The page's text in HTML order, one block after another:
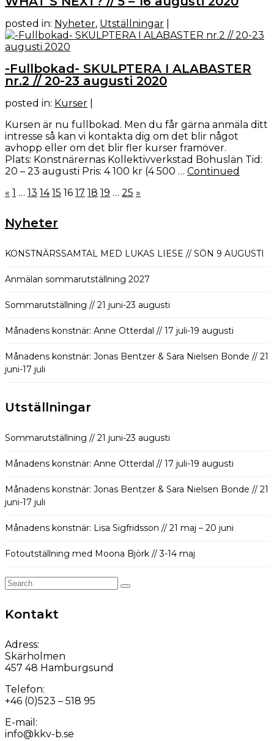
posted in: Nyheter, Utställningar
-Fullbokad- SKULPTERA I ALABASTER
nr.2 // 20-23 augusti 2020
posted in: Kurser
Kursen är nu fullbokad. Men du får gärna anmäla ditt
intresse så kan vi kontakta dig om det blir något
avhopp eller om det blir fler kurser framöver.
Plats: Konstnärernas Kollektivverkstad Bohuslän Tid:
20 – 23 augusti Pris: 4 100 kr (4 500 … Continued
Sidnumrering
inlägg
« 1 … 13 14 15 16 17 18 19 … 25 »
Nyheter
KONSTNÄRSSAMTAL MED LUKAS LIESE // SÖN 9 AUGUSTI
Anmälan sommarutställning 2027
Sommarutställning // 21 juni-23 augusti
Månadens konstnär: Anne Otterdal // 17 juli-19 augusti
Månadens konstnär: Jonas Bentzer & Sara Nielsen Bonde // 21
juni-17 juli
Utställningar
Sommarutställning // 21 juni-23 augusti
Månadens konstnär: Anne Otterdal // 17 juli-19 augusti
Månadens konstnär: Jonas Bentzer & Sara Nielsen Bonde // 21
juni-17 juli
Månadens konstnär: Lisa Sigfridsson // 21 maj – 20 juni
Fotoutställning med Moona Björk // 3-14 maj
Search
for:
Kontakt
Adress:
Skärholmen
457 48 Hamburgsund
Telefon:
+46 (0)523 – 518 95
E-mail:
info@kkv-b.se